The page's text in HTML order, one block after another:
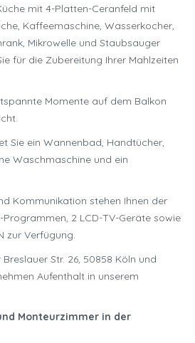
mit 4-Platten-Ceranfeld mit
Kaffeemaschine, Wasserkocher,
Mikrowelle und Staubsauger
für die Zubereitung Ihrer Mahlzeiten
Momente auf dem Balkon
Sie ein Wannenbad, Handtücher,
Waschmaschine und ein
Kommunikation stehen Ihnen der
2 LCD-TV-Geräte sowie
zur Verfügung.
Str. 26, 50858 Köln und
Aufenthalt in unserem
Monteurzimmer in der